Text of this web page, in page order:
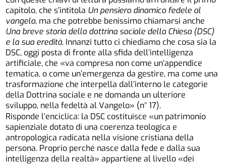
capitolo, che s’intitola Un pensiero dinamico fedele al
vangelo, ma che potrebbe benissimo chiamarsi anche
Una breve storia della dottrina sociale della Chiesa (DSC)
e la sua eredità. Innanzi tutto ci chiediamo che cosa sia la
DSC, oggi posta di fronte alla sfida dell’intelligenza
artificiale, che «va compresa non come un’appendice
tematica, o come un’emergenza da gestire, ma come una
trasformazione che interpella dall’interno le categorie
della Dottrina sociale e ne domanda un ulteriore
sviluppo, nella fedeltà al Vangelo» (n° 17).
Risponde l’enciclica: la DSC costituisce «un patrimonio
sapienziale dotato di una coerenza teologica e
antropologica radicata nella visione cristiana della
persona. Proprio perché nasce dalla fede e dalla sua
intelligenza della realtà» appartiene al livello «dei